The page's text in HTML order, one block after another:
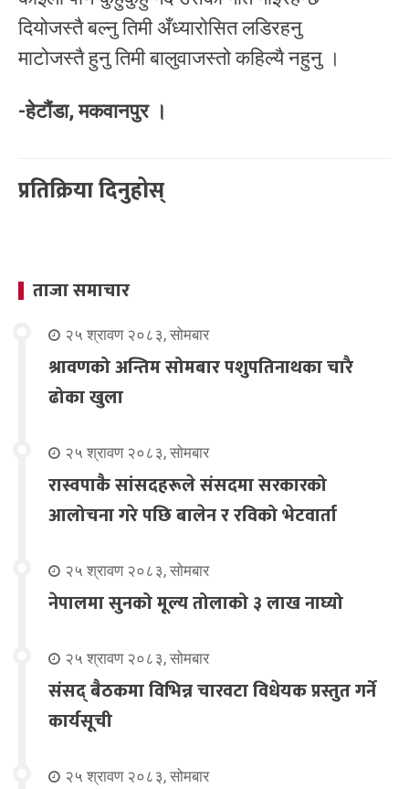
दियोजस्तै बल्नु तिमी अँध्यारोसित लडिरहनु
माटोजस्तै हुनु तिमी बालुवाजस्तो कहिल्यै नहुनु ।
-हेटौंडा, मकवानपुर ।
प्रतिक्रिया दिनुहोस्
ताजा समाचार
२५ श्रावण २०८३, सोमबार
श्रावणको अन्तिम सोमबार पशुपतिनाथका चारै
ढोका खुला
२५ श्रावण २०८३, सोमबार
रास्वपाकै सांसदहरूले संसदमा सरकारको
आलोचना गरे पछि बालेन र रविको भेटवार्ता
२५ श्रावण २०८३, सोमबार
नेपालमा सुनको मूल्य तोलाको ३ लाख नाघ्यो
२५ श्रावण २०८३, सोमबार
संसद् बैठकमा विभिन्न चारवटा विधेयक प्रस्तुत गर्ने
कार्यसूची
२५ श्रावण २०८३, सोमबार